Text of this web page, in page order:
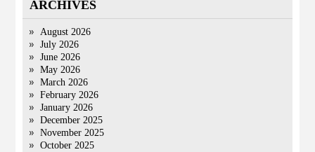
ARCHIVES
August 2026
July 2026
June 2026
May 2026
March 2026
February 2026
January 2026
December 2025
November 2025
October 2025